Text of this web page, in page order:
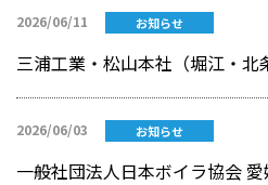
2026/06/11 お知らせ
三浦工業・松山本社（堀江・
2026/06/03 お知らせ